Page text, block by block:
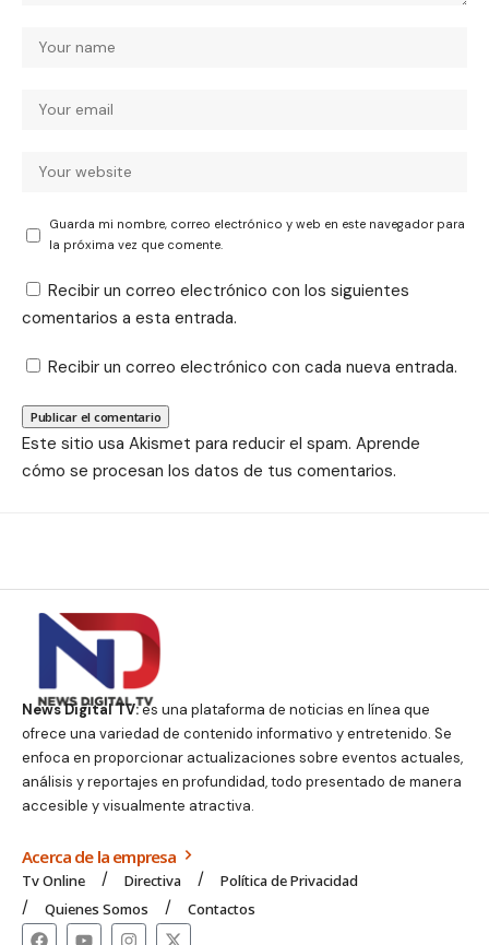
Guarda mi nombre, correo electrónico y web en este navegador para
la próxima vez que comente.
Recibir un correo electrónico con los siguientes
comentarios a esta entrada.
Recibir un correo electrónico con cada nueva entrada.
Este sitio usa Akismet para reducir el spam. Aprende
cómo se procesan los datos de tus comentarios.
News Digital TV:es una plataforma de noticias en línea que
ofrece una variedad de contenido informativo y entretenido. Se
enfoca en proporcionar actualizaciones sobre eventos actuales,
análisis y reportajes en profundidad, todo presentado de manera
accesible y visualmente atractiva.
Acerca de la empresa
Tv Online Directiva
Política de Privacidad
Quienes Somos
Contactos